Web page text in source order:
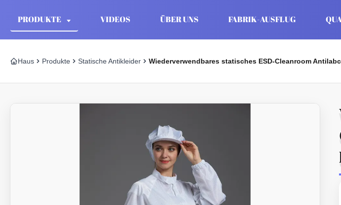
PRODUKTE VIDEOS ÜBER UNS FABRIK-AUSFLUG
Haus Produkte Statische Antikleider Wiederverwendbares statisches ESD-Cleanroom